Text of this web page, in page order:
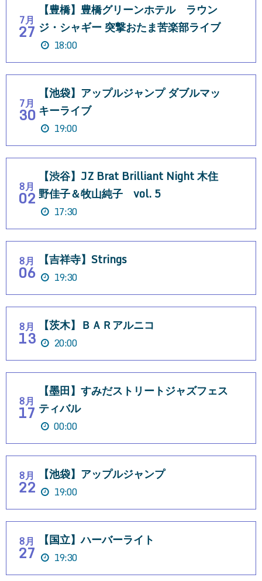
7月
27
【豊橋】豊橋グリーンホテル ラウン
ジ・シャギー 突撃おたま苦楽部ライブ
18:00
7月
30
【池袋】アップルジャンプ ダブルマッ
キーライブ
19:00
8月
02
【渋谷】JZ Brat Brilliant Night 木住
野佳子＆牧山純子 vol. 5
17:30
8月
06
【吉祥寺】Strings
19:30
8月
13
【茨木】ＢＡＲアルニコ
20:00
8月
17
【墨田】すみだストリートジャズフェス
ティバル
00:00
8月
22
【池袋】アップルジャンプ
19:00
8月
27
【国立】ハーバーライト
19:30